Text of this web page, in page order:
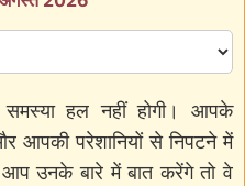
हल नहीं होगी। आपके
आपकी परेशानियों से निपटने में
उनके बारे में बात करेंगे तो वे